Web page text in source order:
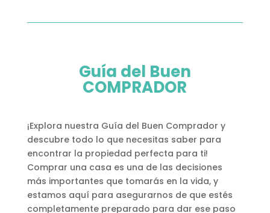
Guía del Buen
COMPRADOR
¡Explora nuestra Guía del Buen Comprador y
descubre todo lo que necesitas saber para
encontrar la propiedad perfecta para ti!
Comprar una casa es una de las decisiones
más importantes que tomarás en la vida, y
estamos aquí para asegurarnos de que estés
completamente preparado para dar ese paso